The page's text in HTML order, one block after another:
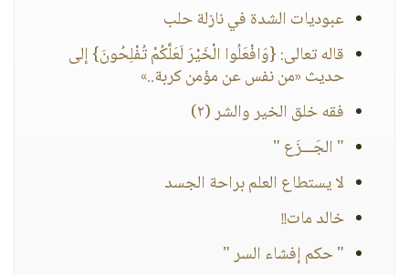
عبوديات الشدة في نازلة حلب
قاله تعالى: {وَافْعَلُوا الْخَيْرَ لَعَلَّكُمْ تُفْلِحُونَ} إلى
حديث «من نفس عن مؤمن كربة..»
فقه خلق الخير والشر (٢)
" الجَـــزَع "
لا يستطاع العلم براحة الجسد
خالد مات!!
" حكم إفشاء السر "